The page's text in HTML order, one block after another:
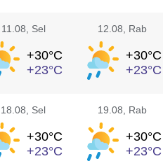
11.08 , Sel
+30°C
+23°C
12.08 , Rab
+30°C
+23°C
18.08 , Sel
+30°C
+23°C
19.08 , Rab
+30°C
+23°C